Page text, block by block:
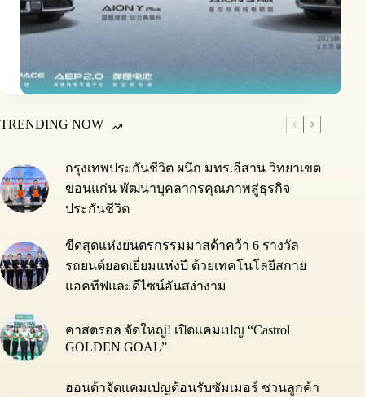
TRENDING NOW
กรุงเทพประกันชีวิต ผนึก มทร.อีสาน วิทยาเขต
ขอนแก่น พัฒนาบุคลากรคุณภาพสู่ธุรกิจ
ประกันชีวิต
ขีดสุดแห่งยนตรกรรมมาสด้าคว้า 6 รางวัล
รถยนต์ยอดเยี่ยมแห่งปี ด้วยเทคโนโลยีสกาย
แอคทีฟและดีไซน์อันสง่างาม
คาสตรอล จัดใหญ่! เปิดแคมเปญ “Castrol
GOLDEN GOAL”
ฮอนด้าจัดแคมเปญต้อนรับซัมเมอร์ ชวนลูกค้า